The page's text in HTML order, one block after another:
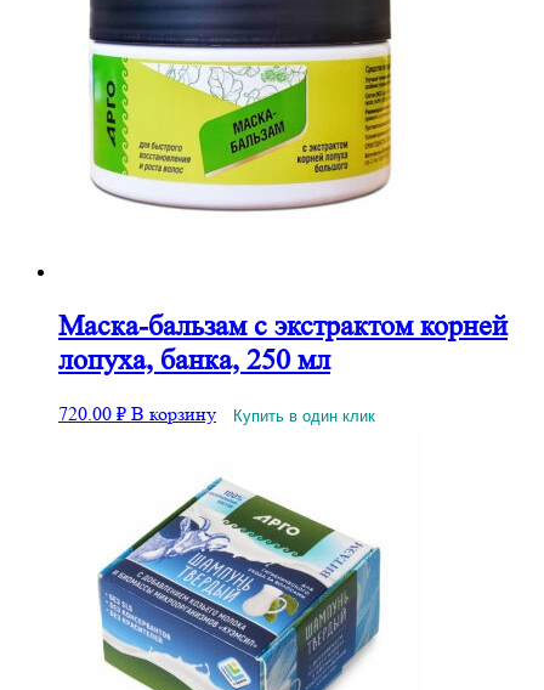
Маска-бальзам с экстрактом корней
лопуха, банка, 250 мл
720.00 ₽ В корзину Купить в один клик